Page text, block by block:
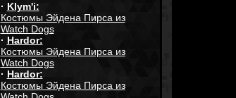
· Klym'i:
Костюмы Эйдена Пирса из
Watch Dogs
· Hardor:
Костюмы Эйдена Пирса из
Watch Dogs
· Hardor:
Костюмы Эйдена Пирса из